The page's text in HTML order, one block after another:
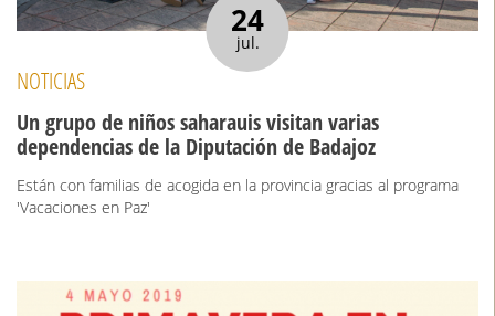
24
jul.
NOTICIAS
Un grupo de niños saharauis visitan varias
dependencias de la Diputación de Badajoz
Están con familias de acogida en la provincia gracias al programa
'Vacaciones en Paz'